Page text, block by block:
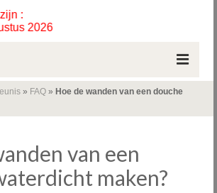
» FAQ » Hoe de wanden van een douche
van een
maken?